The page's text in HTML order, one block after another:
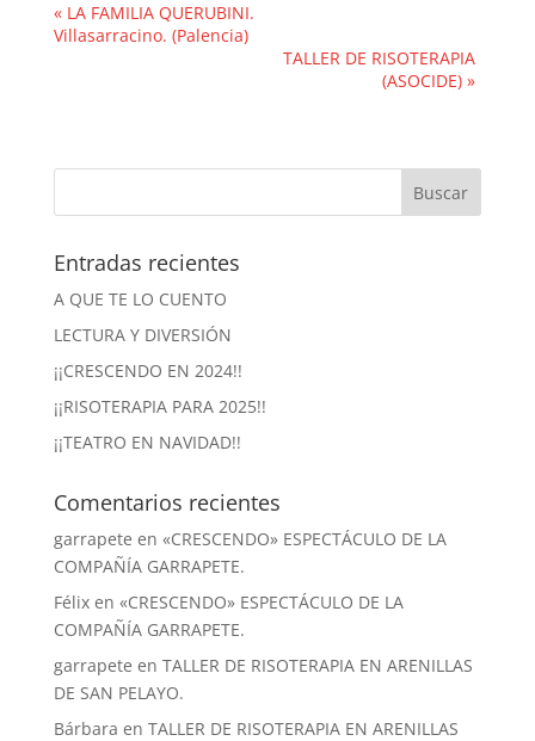
«LA FAMILIA QUERUBINI.
Villasarracino. (Palencia)
TALLER DE RISOTERAPIA
(ASOCIDE)»
Entradas recientes
A QUE TE LO CUENTO
LECTURA Y DIVERSIÓN
¡¡CRESCENDO EN 2024!!
¡¡RISOTERAPIA PARA 2025!!
¡¡TEATRO EN NAVIDAD!!
Comentarios recientes
garrapete en «CRESCENDO» ESPECTÁCULO DE LA
COMPAÑÍA GARRAPETE.
Félixen «CRESCENDO» ESPECTÁCULO DE LA
COMPAÑÍA GARRAPETE.
garrapete en TALLER DE RISOTERAPIA EN ARENILLAS
DE SAN PELAYO.
Bárbara en TALLER DE RISOTERAPIA EN ARENILLAS